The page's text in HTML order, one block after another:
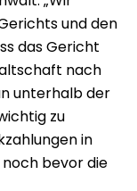
und den
das Gericht
nach
unterhalb der
zu
in
bevor die